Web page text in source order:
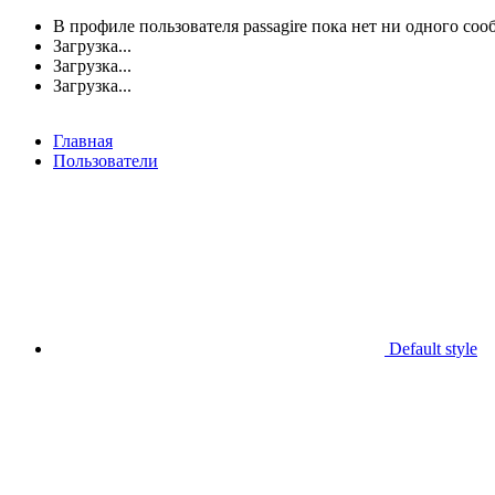
В профиле пользователя passagire пока нет ни одного
Загрузка...
Загрузка...
Загрузка...
Главная
Пользователи
Default style